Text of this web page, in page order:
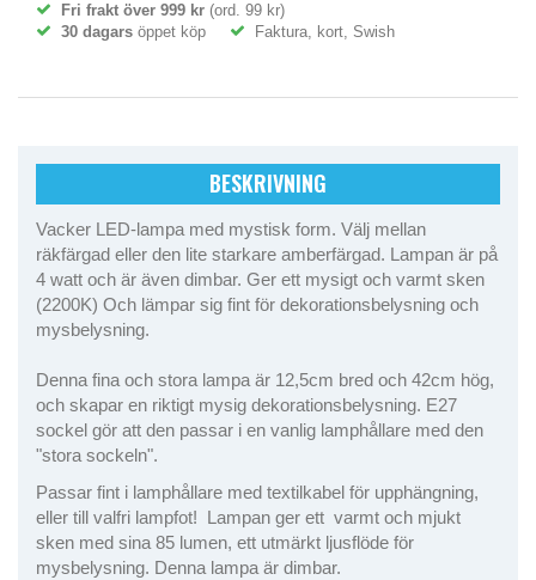
Fri frakt över 999 kr (ord. 99 kr)
30 dagars öppet köp Faktura, kort, Swish
BESKRIVNING
Vacker LED-lampa med mystisk form. Välj mellan
räkfärgad eller den lite starkare amberfärgad. Lampan är på
4 watt och är även dimbar. Ger ett mysigt och varmt sken
(2200K) Och lämpar sig fint för dekorationsbelysning och
mysbelysning.
Denna fina och stora lampa är 12,5cm bred och 42cm hög,
och skapar en riktigt mysig dekorationsbelysning. E27
sockel gör att den passar i en vanlig lamphållare med den
"stora sockeln".
Passar fint i lamphållare med textilkabel för upphängning,
eller till valfri lampfot! Lampan ger ett varmt och mjukt
sken med sina 85 lumen, ett utmärkt ljusflöde för
mysbelysning. Denna lampa är dimbar.